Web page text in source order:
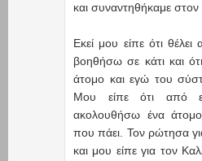
και συναντηθήκαμε
Εκεί μου είπε ότι
βοηθήσω σε κάτι και
άτομο και εγώ του
Μου είπε ότι από
ακολουθήσω ένα
που πάει. Τον ρώτησα
και μου είπε για τον